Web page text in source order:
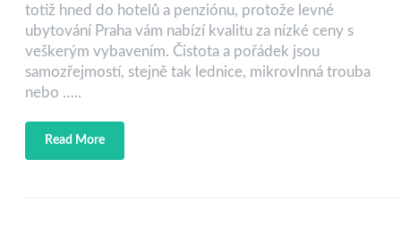
totiž hned do hotelů a penziónu, protože levné
ubytování Praha vám nabízí kvalitu za nízké ceny s
veškerým vybavením. Čistota a pořádek jsou
samozřejmostí, stejně tak lednice, mikrovlnná trouba
nebo …..
Read More